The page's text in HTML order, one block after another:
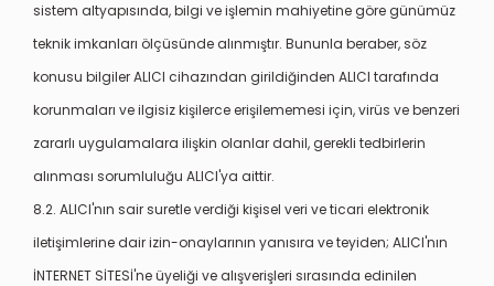
sistem altyapısında, bilgi ve işlemin mahiyetine göre günümüz
teknik imkanları ölçüsünde alınmıştır. Bununla beraber, söz
konusu bilgiler ALICI cihazından girildiğinden ALICI tarafında
korunmaları ve ilgisiz kişilerce erişilememesi için, virüs ve benzeri
zararlı uygulamalara ilişkin olanlar dahil, gerekli tedbirlerin
alınması sorumluluğu ALICI'ya aittir.
8.2. ALICI'nın sair suretle verdiği kişisel veri ve ticari elektronik
iletişimlerine dair izin-onaylarının yanısıra ve teyiden; ALICI'nın
İNTERNET SİTESİ'ne üyeliği ve alışverişleri sırasında edinilen